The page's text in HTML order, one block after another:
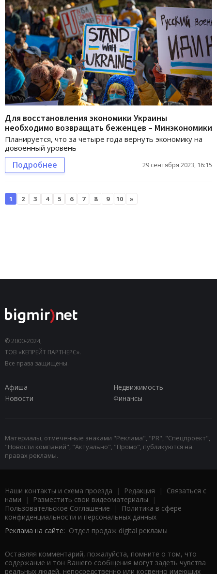
Для восстановления экономики Украины
необходимо возвращать беженцев – Минэкономики
Планируется, что за четыре года вернуть экономику на
довоенный уровень
Подробнее 29 сентября 2023, 16:15
1 2 3 4 5 6 7 8 9 10 »
© 2000-2024,
ТОВ «КЕПРЕЙТ ПАРТНЕРС».
Все права защищены.
Афиша
Недвижимость
Новости
Финансы
Материалы, отмеченные знаками "Реклама", "PR", "Спецпроект",
"Новости компаний", "Актуально", "Промо", публикуются на
правах рекламы.
Наши контакты и схема проезда | Редакция | Связаться с
нами | Разместить свои видеоматериалы |
Пользовательское Соглашение |
Политика в сфере
конфиденциальности и персональных данных
Реклама на сайте: Отдел продаж digital рекламы
Оставляя комментарий, пожалуйста, помните о том, что
содержание и тон Вашего сообщения могут задеть чувства
реальных людей, непосредственно или косвенно имеющих